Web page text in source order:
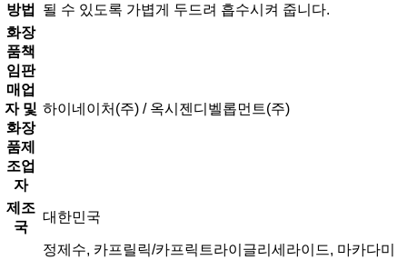
방법
될 수 있도록 가볍게 두드려 흡수시켜 줍니다.
화장
품책
임판
매업
자 및
화장
품제
조업
자
하이네이처(주) / 옥시젠디벨롭먼트(주)
제조
국
대한민국
정제수, 카프릴릭/카프릭트라이글리세라이드, 마카다미